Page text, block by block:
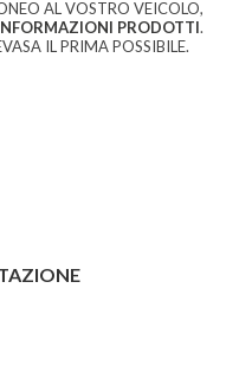
AL VOSTRO VEICOLO,
PRODOTTI.
IL PRIMA POSSIBILE.